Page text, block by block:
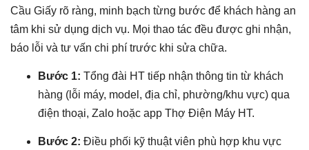
Cầu Giấy rõ ràng, minh bạch từng bước để khách hàng an
tâm khi sử dụng dịch vụ. Mọi thao tác đều được ghi nhận,
báo lỗi và tư vấn chi phí trước khi sửa chữa.
Bước 1: Tổng đài HT tiếp nhận thông tin từ khách
hàng (lỗi máy, model, địa chỉ, phường/khu vực) qua
điện thoại, Zalo hoặc app Thợ Điện Máy HT.
Bước 2: Điều phối kỹ thuật viên phù hợp khu vực